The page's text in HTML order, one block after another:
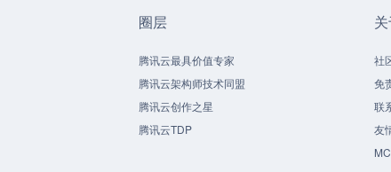
圈层
腾讯云最具价值专家
腾讯云架构师技术同盟
腾讯云创作之星
腾讯云TDP
社
免
联
友